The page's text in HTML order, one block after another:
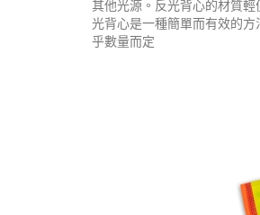
其他光源。反光背心的材質
光背心是一種簡單而有效的
乎數量而定